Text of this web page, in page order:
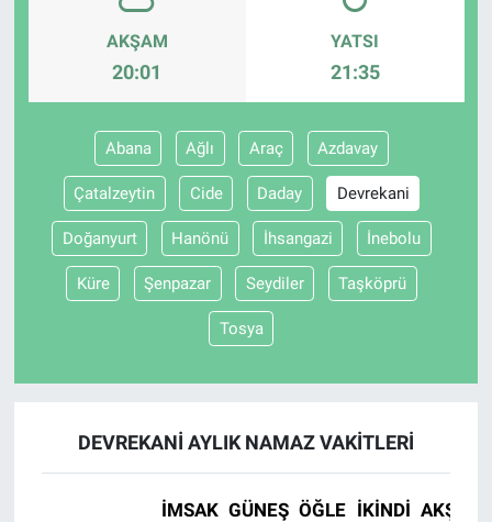
AKŞAM
20:01
YATSI
21:35
Abana Ağlı Araç Azdavay
Çatalzeytin Cide Daday Devrekani
Doğanyurt Hanönü İhsangazi İnebolu
Küre Şenpazar Seydiler Taşköprü
Tosya
DEVREKANI AYLIK NAMAZ VAKITLERI
İMSAK GÜNEŞ ÖĞLE İKINDI AKŞAM